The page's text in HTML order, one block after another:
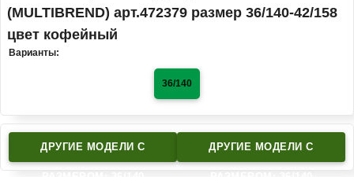
(MULTIBREND) арт.472379 размер 36/140-42/158
цвет кофейный
Варианты:
36/140
ДРУГИЕ МОДЕЛИ C ДРУГИЕ МОДЕЛИ C